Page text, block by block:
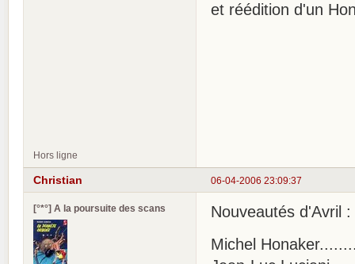
et réédition d'un
Hors ligne
06-04-2006 23:09:37
Christian
[°*°] A la poursuite des scans
Nouveautés d'Avril :
Michel